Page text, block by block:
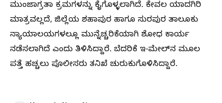
ಮುಂಜಾಗ್ರತಾ ಕ್ರಮಗಳನ್ನು ಕೈಗೊಳ್ಳಲಾಗಿದೆ. ಕೇವಲ ಯಾದಗಿರಿ
ಮಾತ್ರವಲ್ಲದೆ, ಜಿಲ್ಲೆಯ ಶಹಾಪುರ ಹಾಗೂ ಸುರಪುರ ತಾಲೂಕು
ನ್ಯಾಯಾಲಯಗಳಲ್ಲೂ ಮುನ್ನೆಚ್ಚರಿಕೆಯಾಗಿ ಶೋಧ ಕಾರ್ಯ
ನಡೆಸಲಾಗಿದೆ ಎಂದು ತಿಳಿಸಿದ್ದಾರೆ. ಬೆದರಿಕೆ ಇ-ಮೇಲ್‌ನ ಮೂಲ
ಪತ್ತೆ ಹಚ್ಚಲು ಪೊಲೀಸರು ತನಿಖೆ ಚುರುಕುಗೊಳಿಸಿದ್ದಾರೆ.